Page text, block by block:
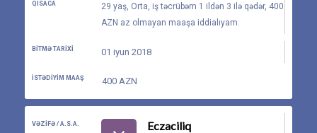
QISACA
29 yaş, Orta, iş təcrübəm 1 ildən 3 ilə qədər, 400
AZN az olmayan maaşa iddialıyam.
BITMƏ TARIXI 01 iyun 2018
İSTƏDIYIM MAAŞ 400 AZN
VƏZIFƏ / A.S.A. Eczaciliq